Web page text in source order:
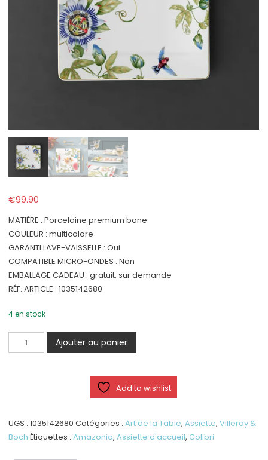
€99.90
MATIÈRE : Porcelaine premium bone
COULEUR : multicolore
GARANTI LAVE-VAISSELLE : Oui
COMPATIBLE MICRO-ONDES : Non
EMBALLAGE CADEAU : gratuit, sur demande
RÉF. ARTICLE : 1035142680
4 en stock
quantité
de
x
35
Ajouter au panier
Add to wishlist
UGS :1035142680 Catégories :Art de la Table,Assiette,Villeroy &
Boch Étiquettes :Amazonia,Assiette d'accueil, Colibri